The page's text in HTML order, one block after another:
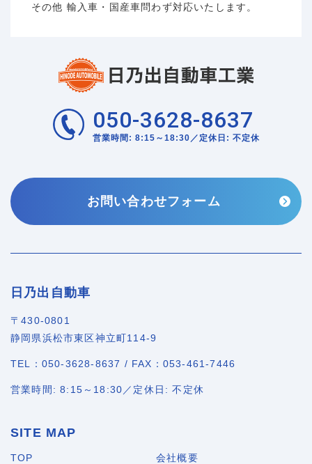
その他 輸入車・国産車問わず対応いたします。
050-3628-8637
営業時間: 8:15～18:30／定休日: 不定休
お問い合わせフォーム
日乃出自動車
〒430-0801
静岡県浜松市東区神立町114-9
TEL：050-3628-8637 / FAX：053-461-7446
営業時間: 8:15～18:30／定休日: 不定休
SITE MAP
TOP 会社概要